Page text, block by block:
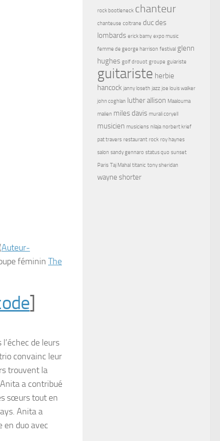
Auteur-
féminin The
]
l’échec de leurs
convainc leur
trouvent la
a contribué
sœurs tout en
Anita a
duo avec
rock bootleneck chanteur
chanteuse coltrane duc des
lombards erick bamy expo music
femme de george harrison festival glenn
hughes golf drouot groupe guiariste
guitariste herbie
hancock janny loseth jazz joe louis walker
john coghlan luther allison Maalouma
malien miles davis murali coryell
musicien musiciens nilaja norbert krief
pat travers restaurant rock roy haynes
salon sandy gennaro status quo sunset
Paris Taj Mahal titanic tony sheridan
wayne shorter